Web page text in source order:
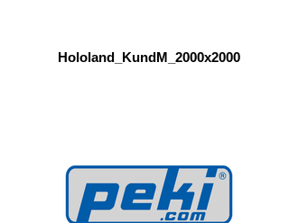
Hololand_KundM_2000x2000